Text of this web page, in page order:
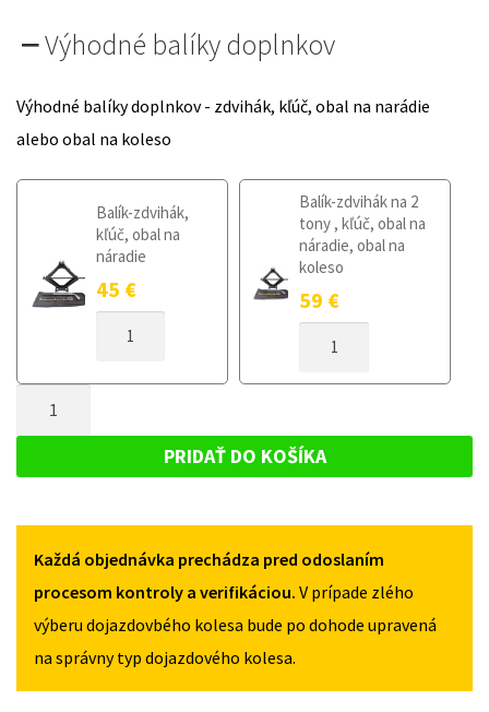
Výhodné balíky doplnkov
Výhodné balíky doplnkov - zdvihák, kľúč, obal na narádie
alebo obal na koleso
Balík-zdvihák,
kľúč, obal na
náradie
45 €
DOJAZDOVÉ
SUZUKI
III
2017
Balík-zdvihák na 2
tony , kľúč, obal na
náradie, obal na
koleso
59 €
DOJAZDOVÉ
III
2010-
4X100
SUZUKI
2010-
2017
125/70R15
PRIDAŤ DO KOŠÍKA
Každá objednávka prechádza pred odoslaním
procesom kontroly a verifikáciou. V prípade zlého
výberu dojazdovbého kolesa bude po dohode upravená
na správny typ dojazdového kolesa.